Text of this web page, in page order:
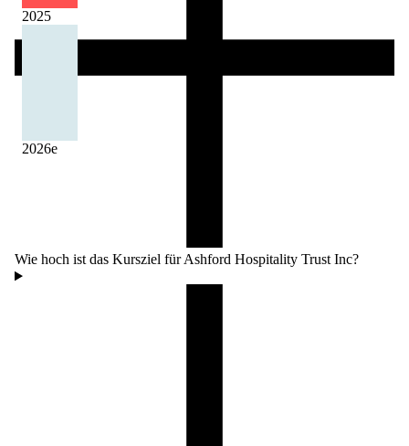
2025
2026e
Wie hoch ist das Kursziel für Ashford Hospitality Trust Inc?